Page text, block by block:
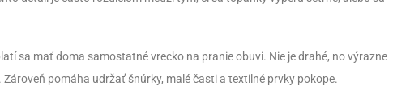
sa mať doma samostatné vrecko na pranie obuvi. Nie je drahé, no výrazne
pomáha udržať šnúrky, malé časti a textilné prvky pokope.